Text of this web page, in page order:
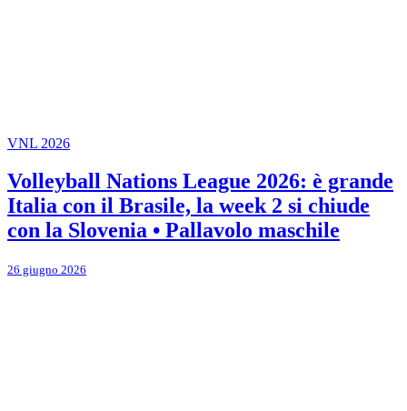
VNL 2026
Volleyball Nations League 2026: è grande
Italia con il Brasile, la week 2 si chiude
con la Slovenia • Pallavolo maschile
26 giugno 2026